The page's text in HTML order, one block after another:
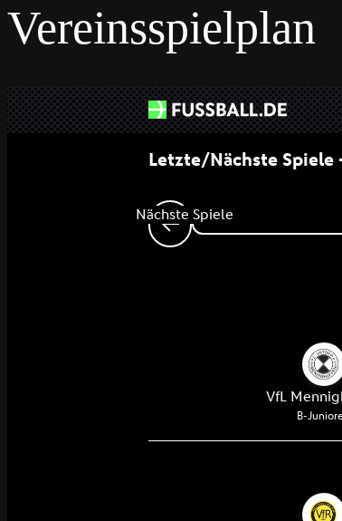
Vereinsspielplan